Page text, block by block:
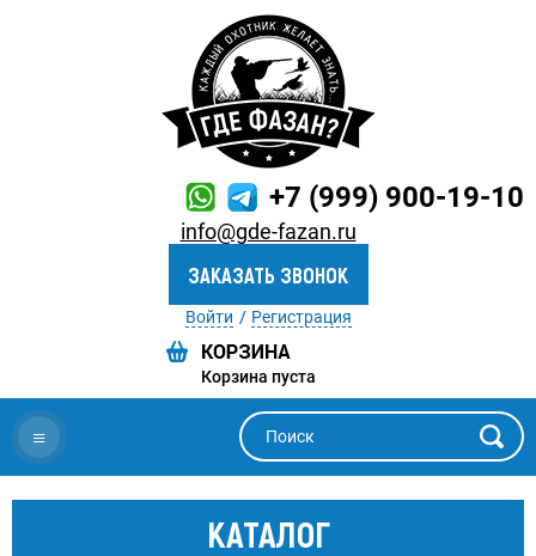
+7 (999) 900-19-10
info@gde-fazan.ru
ЗАКАЗАТЬ ЗВОНОК
Войти Регистрация
Корзина пуста
≡
КАТАЛОГ